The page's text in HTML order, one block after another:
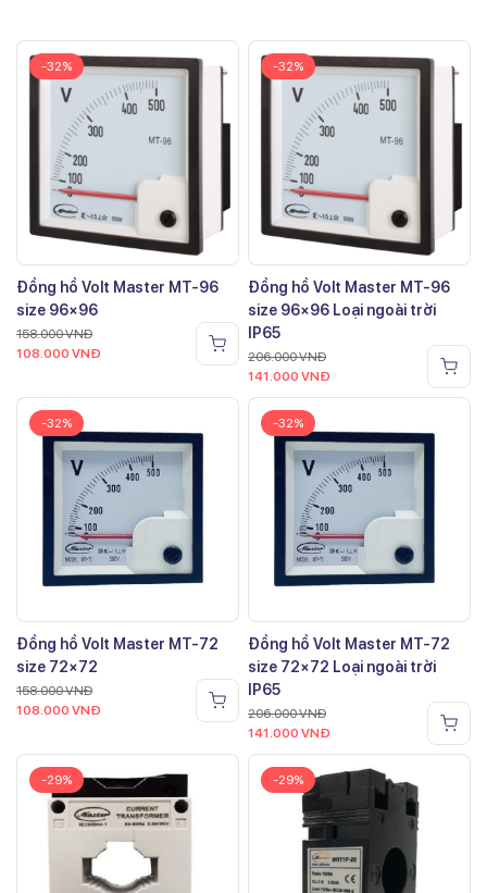
-32%
Đồng hồ Volt Master MT-96
size 96×96
158.000VNĐ
108.000 VNĐ
-32%
Đồng hồ Volt Master MT-96
size 96×96 Loại ngoài trời
IP65
206.000VNĐ
141.000 VNĐ
-32%
Đồng hồ Volt Master MT-72
size 72×72
158.000VNĐ
108.000 VNĐ
-32%
Đồng hồ Volt Master MT-72
size 72×72 Loại ngoài trời
IP65
206.000VNĐ
141.000 VNĐ
-29% -29%